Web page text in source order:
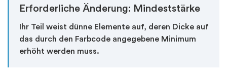
Erforderliche Änderung: Mindeststärke
Ihr Teil weist dünne Elemente auf, deren Dicke auf
das durch den Farbcode angegebene Minimum
erhöht werden muss.